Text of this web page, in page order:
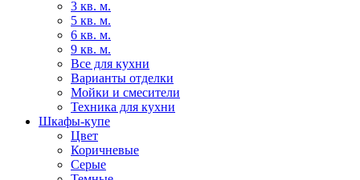
3 кв. м.
5 кв. м.
6 кв. м.
9 кв. м.
Все для кухни
Варианты отделки
Мойки и смесители
Техника для кухни
Шкафы-купе
Цвет
Коричневые
Серые